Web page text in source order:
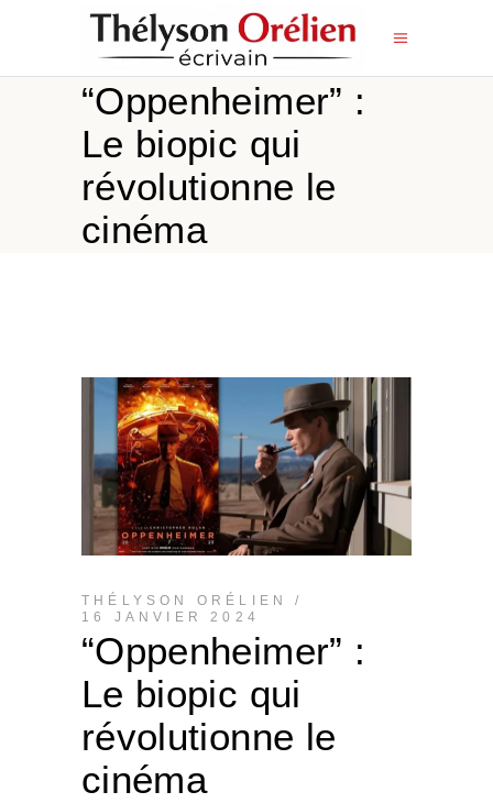
“Oppenheimer” :
Le biopic qui
révolutionne le
cinéma
THÉLYSON ORÉLIEN
16 JANVIER 2024
“Oppenheimer” :
Le biopic qui
révolutionne le
cinéma